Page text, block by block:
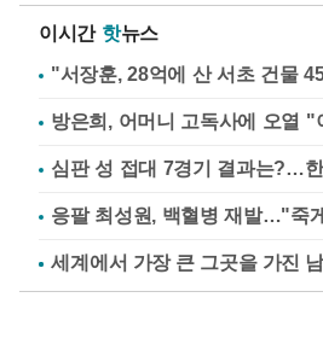
이시간 핫뉴스
"서장훈, 28억에 산 서초 건물
방은희, 어머니 고독사에 오열 "
심판 성 접대 7경기 결과는?…
응팔 최성원, 백혈병 재발…"죽